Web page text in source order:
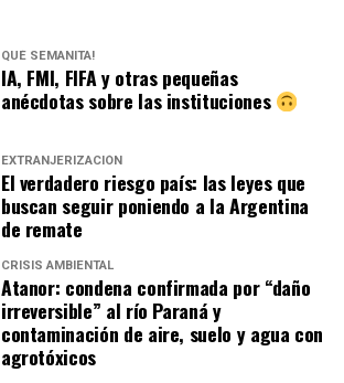
QUÉ SEMANITA!
IA, FMI, FIFA y otras pequeñas
anécdotas sobre las instituciones
EXTRANJERIZACIÓN
El verdadero riesgo país: las leyes que
buscan seguir poniendo a la Argentina
de remate
CRISIS AMBIENTAL
Atanor: condena confirmada por “daño
irreversible” al río Paraná y
contaminación de aire, suelo y agua con
agrotóxicos